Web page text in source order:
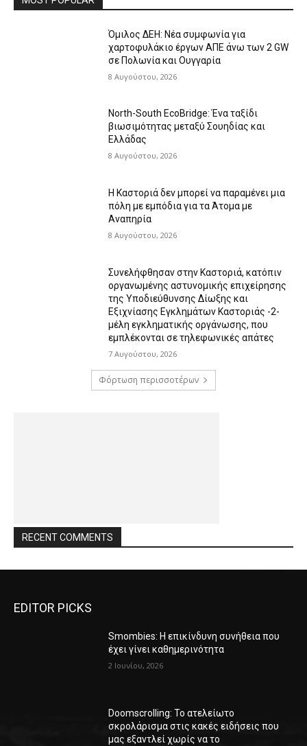
Όμιλος ΔΕΗ: Νέα συμφωνία για
χαρτοφυλάκιο έργων ΑΠΕ άνω των 2 GW
σε Πολωνία και Ουγγαρία
8 Αυγούστου, 2026
North-South EcoBridge: Ένα ταξίδι
βιωσιμότητας μεταξύ Σουηδίας και
Ελλάδας
8 Αυγούστου, 2026
Η Καστοριά δεν μπορεί να παραμένει μια
πόλη με εμπόδια για τα Άτομα με
Αναπηρία
8 Αυγούστου, 2026
Συνελήφθησαν στην Καστοριά, κατόπιν
οργανωμένης αστυνομικής επιχείρησης
της Υποδιεύθυνσης Δίωξης και
Εξιχνίασης Εγκλημάτων Καστοριάς -2-
μέλη εγκληματικής οργάνωσης, που
εμπλέκονται σε τηλεφωνικές απάτες
7 Αυγούστου, 2026
Φόρτωση περισσοτέρων
RECENT COMMENTS
EDITOR PICKS
Smombies: Η επικίνδυνη συνήθεια που
έχει γίνει καθημερινότητα
2 Ιουνίου, 2026
Doomscrolling: Το ατελείωτο
σκρολάρισμα στις κακές ειδήσεις που
μας εξαντλεί χωρίς να το